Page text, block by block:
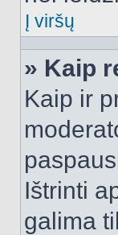
Į viršų
» Kaip
Kaip ir
Ištrinti
galima